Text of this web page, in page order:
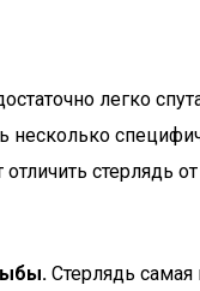
легко
несколько
стерлядь
Стерлядь